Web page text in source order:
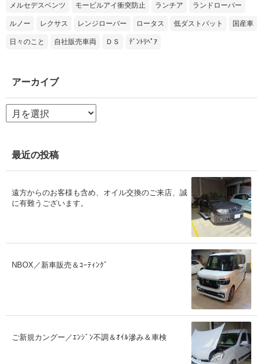
メルセデスベンツ モービルアイ衝突防止 ランチア ランドローバー
ルノー レクサス レンジローバー ロータス 低ダストパット 国産車
日々のこと 自社販売車両 ＤＳ ﾃﾞﾝﾄﾘﾍﾟｱ
アーカイブ
ア
ー
ブ
最近の投稿
遠方からのお客様も含め、オイル交換のご来店、誠
に有難うございます。
NBOX／新車販売＆ｺｰﾃｨﾝｸﾞ
ご新規カングー／ｴﾝｼﾞﾝ不調＆ｵｲﾙ滲み＆車検